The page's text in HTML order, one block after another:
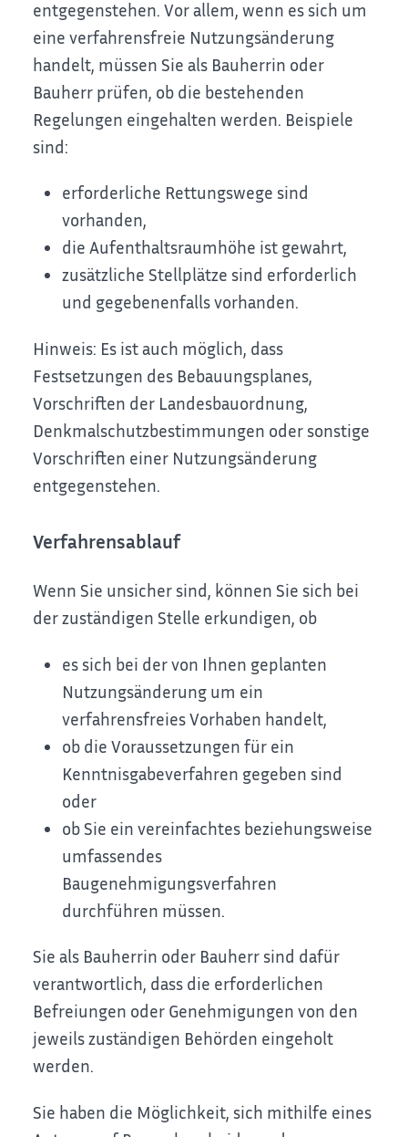
entgegenstehen. Vor allem, wenn es sich um
eine verfahrensfreie Nutzungsänderung
handelt, müssen Sie als Bauherrin oder
Bauherr prüfen, ob die bestehenden
Regelungen eingehalten werden. Beispiele
sind:
erforderliche Rettungswege sind
vorhanden,
die Aufenthaltsraumhöhe ist gewahrt,
zusätzliche Stellplätze sind erforderlich
und gegebenenfalls vorhanden.
Hinweis: Es ist auch möglich, dass
Festsetzungen des Bebauungsplanes,
Vorschriften der Landesbauordnung,
Denkmalschutzbestimmungen oder sonstige
Vorschriften einer Nutzungsänderung
entgegenstehen.
Verfahrensablauf
Wenn Sie unsicher sind, können Sie sich bei
der zuständigen Stelle erkundigen, ob
es sich bei der von Ihnen geplanten
Nutzungsänderung um ein
verfahrensfreies Vorhaben handelt,
ob die Voraussetzungen für ein
Kenntnisgabeverfahren gegeben sind
oder
ob Sie ein vereinfachtes beziehungsweise
umfassendes
Baugenehmigungsverfahren
durchführen müssen.
Sie als Bauherrin oder Bauherr sind dafür
verantwortlich, dass die erforderlichen
Befreiungen oder Genehmigungen von den
jeweils zuständigen Behörden eingeholt
werden.
Sie haben die Möglichkeit, sich mithilfe eines